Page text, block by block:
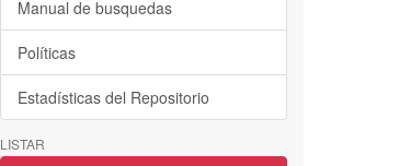
Manual de busquedas
Políticas
Estadísticas del Repositorio
LISTAR